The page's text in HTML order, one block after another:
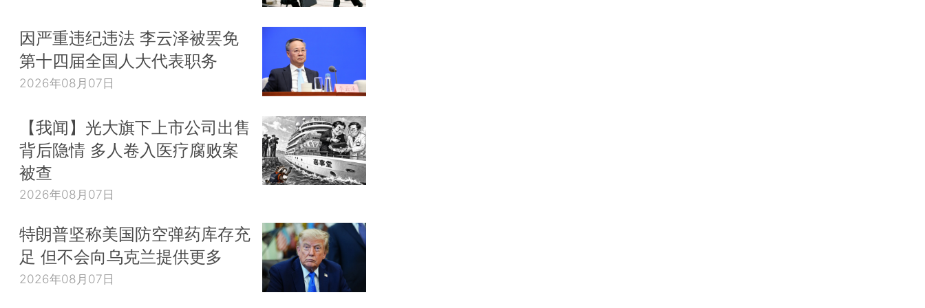
因严重违纪违法 李云泽被罢免
第十四届全国人大代表职务
2026年08月07日
【我闻】光大旗下上市公司出售
背后隐情 多人卷入医疗腐败案
被查
2026年08月07日
特朗普坚称美国防空弹药库存充
足 但不会向乌克兰提供更多
2026年08月07日